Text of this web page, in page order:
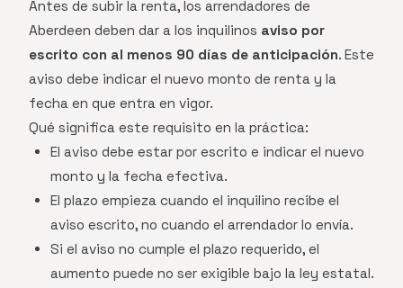
Antes de subir la renta, los arrendadores de
Aberdeen deben dar a los inquilinos aviso por
escrito con al menos 90 días de anticipación. Este
aviso debe indicar el nuevo monto de renta y la
fecha en que entra en vigor.
Qué significa este requisito en la práctica:
El aviso debe estar por escrito e indicar el nuevo
monto y la fecha efectiva.
El plazo empieza cuando el inquilino recibe el
aviso escrito, no cuando el arrendador lo envía.
Si el aviso no cumple el plazo requerido, el
aumento puede no ser exigible bajo la ley estatal.